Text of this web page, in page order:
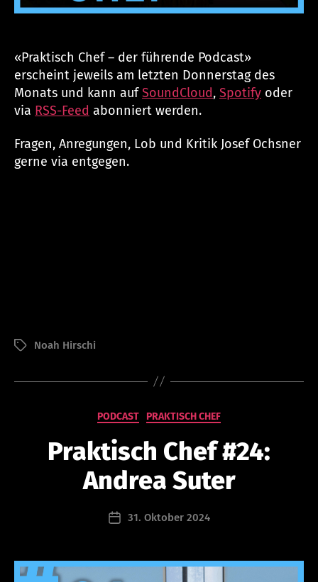
«Praktisch Chef – der führende Podcast»
erscheint jeweils am letzten Donnerstag des
Monats und kann aufSoundCloud, Spotify oder
via RSS-Feed abonniert werden.
Fragen, Anregungen, Lob und Kritik Josef Ochsner
gerne via entgegen.
Schlagwörter
Noah Hirschi
Kategorien
PODCAST PRAKTISCH CHEF
Praktisch Chef #24:
Andrea Suter
Beitragsautor
is
at
or
@
a
s
Beitragsdatum
31. Oktober 2024